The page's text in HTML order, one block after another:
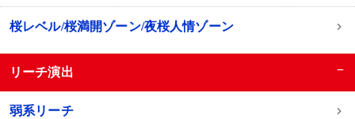
桜レベル/桜満開ゾーン/夜桜人情ゾーン
リーチ演出 −
弱系リーチ